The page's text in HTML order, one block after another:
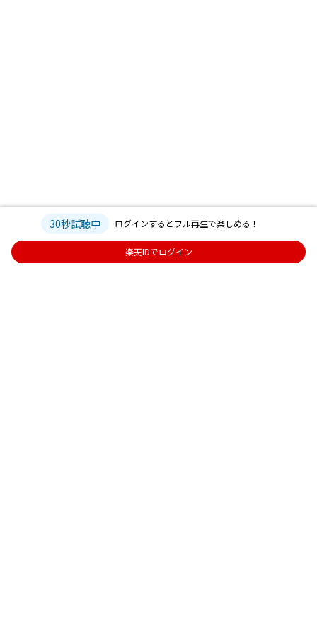
30秒試聴中 ログインするとフル再生で楽しめる！
楽天IDでログイン